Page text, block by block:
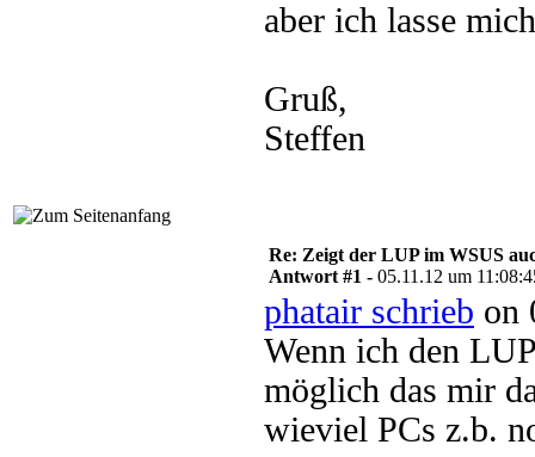
aber ich lasse
Gruß,
Steffen
Re: Zeigt der LUP im WSUS
Antwort #1 - 05.11.12 um
phatair schrieb on
Wenn ich den
möglich das mir
wieviel PCs z.b.